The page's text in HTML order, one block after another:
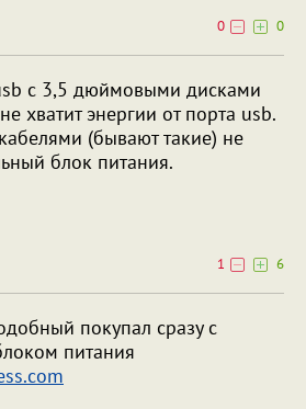
0
0
с 3,5 дюймовыми дисками
хватит энергии от порта usb.
(бывают такие) не
блок питания.
1
6
покупал сразу с
питания